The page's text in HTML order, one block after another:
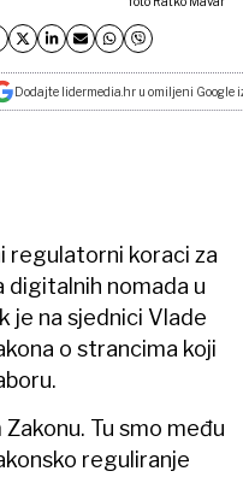
Dodajte lidermedia.hr u omiljeni Google
regulatorni koraci za
digitalnih nomada u
je na sjednici Vlade
o strancima koji
Tu smo među
reguliranje